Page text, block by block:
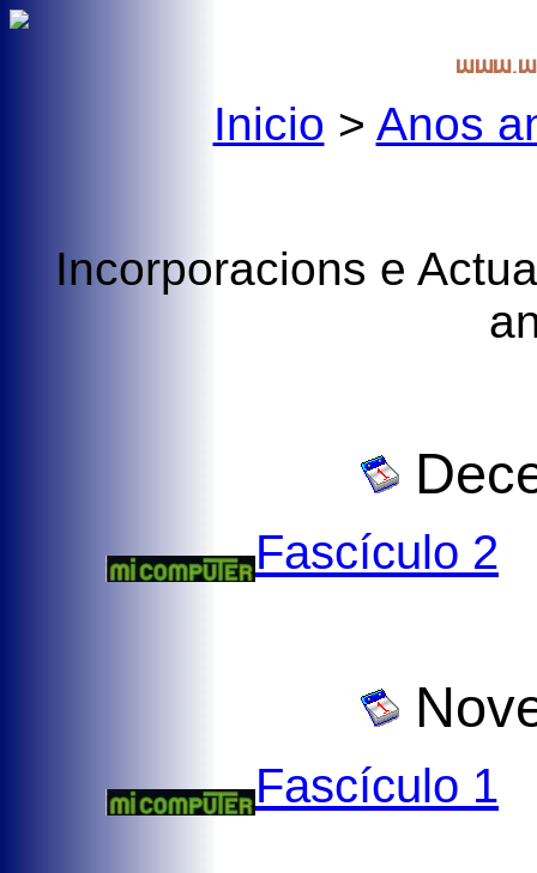
Inicio > Anos
Incorporacions e
Fascículo 2
Fascículo 1